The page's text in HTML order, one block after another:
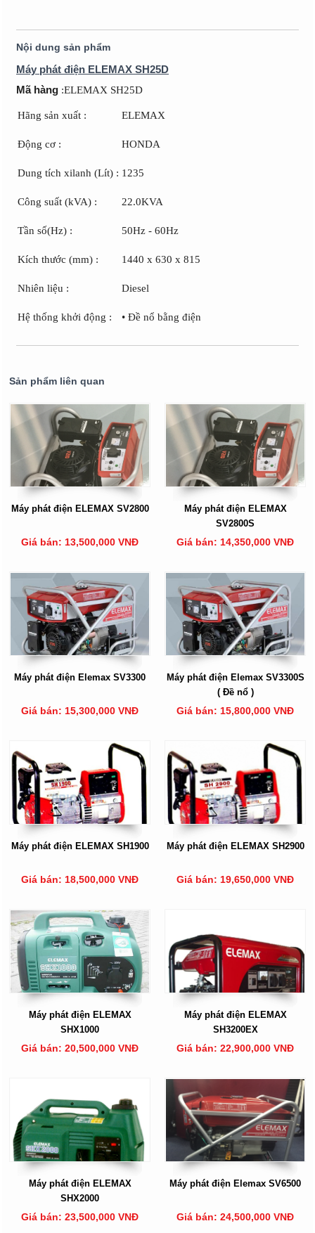
Nội dung sản phẩm
Máy phát điện ELEMAX SH25D
Mã hàng :ELEMAX SH25D
Hãng sản xuất : ELEMAX
Động cơ : HONDA
Dung tích xilanh (Lít) : 1235
Công suất (kVA) : 22.0KVA
Tần số(Hz) : 50Hz - 60Hz
Kích thước (mm) : 1440 x 630 x 815
Nhiên liệu : Diesel
Hệ thống khởi động : • Đề nổ bằng điện
Sản phẩm liên quan
Máy phát điện ELEMAX SV2800
Giá bán: 13,500,000 VNĐ
Máy phát điện ELEMAX
SV2800S
Giá bán: 14,350,000 VNĐ
Máy phát điện Elemax SV3300
Giá bán: 15,300,000 VNĐ
Máy phát điện Elemax SV3300S
( Đề nổ )
Giá bán: 15,800,000 VNĐ
Máy phát điện ELEMAX SH1900
Giá bán: 18,500,000 VNĐ
Máy phát điện ELEMAX SH2900
Giá bán: 19,650,000 VNĐ
Máy phát điện ELEMAX
SHX1000
Giá bán: 20,500,000 VNĐ
Máy phát điện ELEMAX
SH3200EX
Giá bán: 22,900,000 VNĐ
Máy phát điện ELEMAX
SHX2000
Giá bán: 23,500,000 VNĐ
Máy phát điện Elemax SV6500
Giá bán: 24,500,000 VNĐ